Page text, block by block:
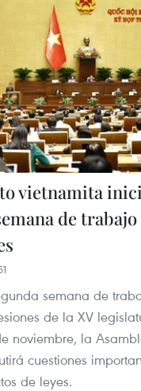
vietnamita
de
semana de
de la XV
noviembre, la
cuestiones
de leyes.